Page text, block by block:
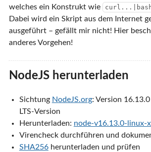
welches ein Konstrukt wie
Dabei wird ein Skript aus dem Internet
ausgeführt – gefällt mir nicht! Hier
anderes Vorgehen!
NodeJS herunterladen
Sichtung NodeJS.org: Version
LTS-Version
Herunterladen: node-v16.13.0-linux-
Virencheck durchführen und
SHA256herunterladen und prüfen